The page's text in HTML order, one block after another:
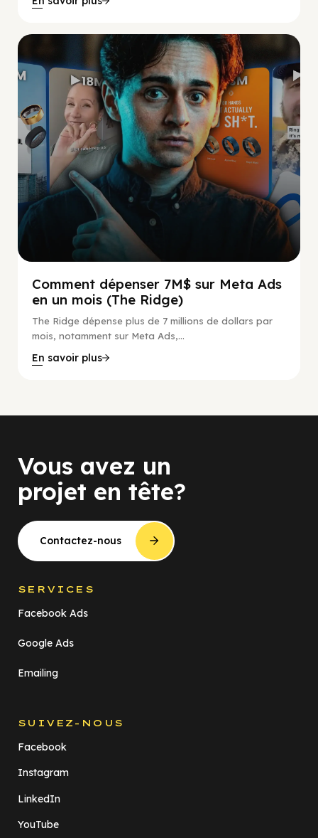
Social Scaling
Comment dépenser 7M$ sur Meta Ads
en un mois (The Ridge)
The Ridge dépense plus de 7 millions de dollars par
mois, notamment sur Meta Ads,...
En savoir plus
Vous avez un
projet en tête?
Contactez-nous
SERVICES
Facebook Ads
Google Ads
Emailing
SUIVEZ-NOUS
Facebook
Instagram
LinkedIn
YouTube